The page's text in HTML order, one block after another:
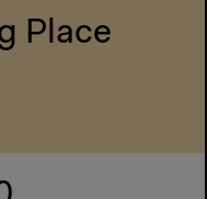
Place